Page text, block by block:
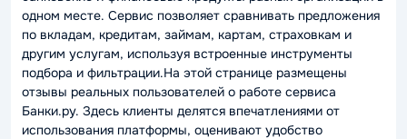
одном месте. Сервис позволяет сравнивать предложения
по вкладам, кредитам, займам, картам, страховкам и
другим услугам, используя встроенные инструменты
подбора и фильтрации.На этой странице размещены
отзывы реальных пользователей о работе сервиса
Банки.ру. Здесь клиенты делятся впечатлениями от
использования платформы, оценивают удобство